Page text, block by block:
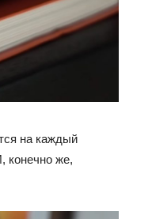
на каждый
конечно же,